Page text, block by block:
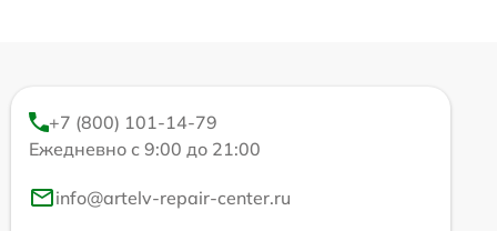
+7 (800) 101-14-79
Ежедневно с 9:00 до 21:00
info@artelv-repair-center.ru